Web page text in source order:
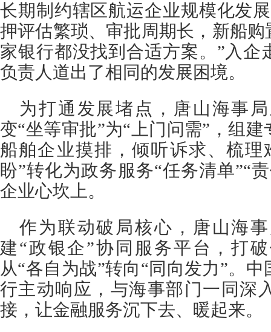
长期制约辖区航运企业规模化发
押评估繁琐、审批周期长，新船
家银行都没找到合适方案。”入企
负责人道出了相同的发展困境。
为打通发展堵点，唐山海事
变“坐等审批”为“上门问需”，组
船舶企业摸排，倾听诉求、梳理
盼”转化为政务服务“任务清单”“
企业心坎上。
作为联动破局核心，唐山海
建“政银企”协同服务平台，打
从“各自为战”转向“同向发力”。
行主动响应，与海事部门一同深
接，让金融服务沉下去、暖起来。